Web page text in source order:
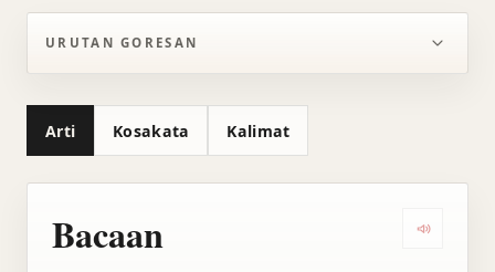
URUTAN GORESAN
Arti Kosakata Kalimat
Bacaan